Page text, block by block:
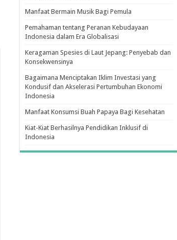
Manfaat Bermain Musik Bagi Pemula
Pemahaman tentang Peranan Kebudayaan
Indonesia dalam Era Globalisasi
Keragaman Spesies di Laut Jepang: Penyebab dan
Konsekwensinya
Bagaimana Menciptakan Iklim Investasi yang
Kondusif dan Akselerasi Pertumbuhan Ekonomi
Indonesia
Manfaat Konsumsi Buah Papaya Bagi Kesehatan
Kiat-Kiat Berhasilnya Pendidikan Inklusif di
Indonesia